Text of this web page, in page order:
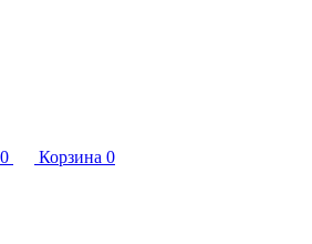
0 Корзина 0